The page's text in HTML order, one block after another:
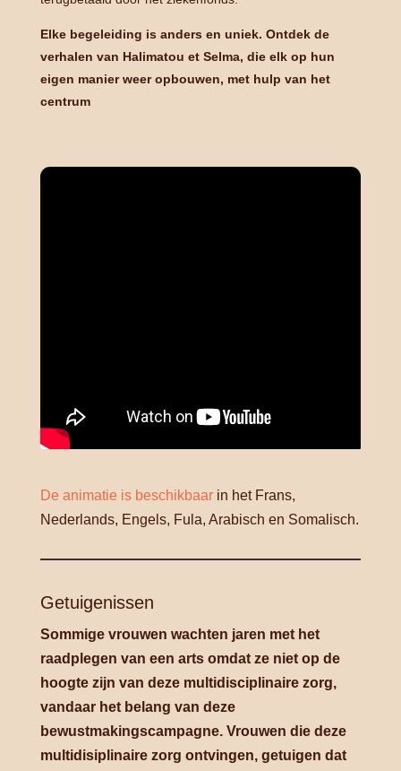
Elke begeleiding is anders en uniek. Ontdek de
verhalen van Halimatou et Selma, die elk op hun
eigen manier weer opbouwen, met hulp van het
centrum
De animatie is beschikbaarin het Frans,
Nederlands, Engels, Fula, Arabisch en Somalisch.
Getuigenissen
Sommige vrouwen wachten jaren met het
raadplegen van een arts omdat ze niet op de
hoogte zijn van deze multidisciplinaire zorg,
vandaar het belang van deze
bewustmakingscampagne. Vrouwen die deze
multidisiplinaire zorg ontvingen, getuigen dat